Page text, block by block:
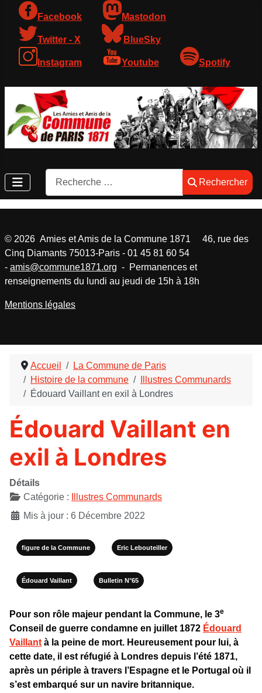
Facebook Mastodon
Twitter - X BlueSky
Instagram Youtube Spotify
Rechercher
Rechercher
Accueil
La Commune de Paris
Histoire de la commune
Illustres Communards
Édouard Vaillant en exil à Londres
Édouard Vaillant en
exil à Londres
Détails
Catégorie :
Illustres Communards
Mis à jour : 6 Décembre 2022
figure de la Commune Eric Lebouteiller
Édouard Vaillant Bulletin N°65
Pour son rôle majeur pendant la Commune, le 3e
Conseil de guerre condamne en juillet 1872 Édouard
Vaillant à la peine de mort. Heureusement pour lui, à
cette date, il est réfugié à Londres depuis l’été 1871,
après un périple à travers l’Espagne et le Portugal où il
s’est embarqué sur un navire britannique.
© 2026 Amies et Amis de la Commune 1871 46, rue des
Cinq Diamants 75013-Paris - 01 45 81 60 54
- amis@commune1871.org - Permanences et
renseignements du lundi au jeudi de 15h à 18h
Mentions légales